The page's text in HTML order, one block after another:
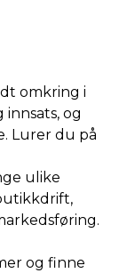
omkring i
og
Lurer du på
ulike
og finne